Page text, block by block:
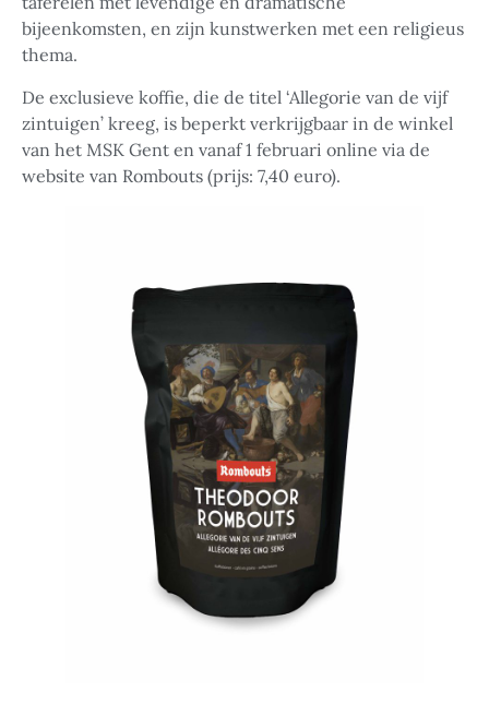
bijeenkomsten, en zijn kunstwerken met een religieus
thema.
De exclusieve koffie, die de titel ‘Allegorie van de vijf
zintuigen’ kreeg, is beperkt verkrijgbaar in de winkel
van het MSK Gent en vanaf 1 februari online via de
website van Rombouts (prijs: 7,40 euro).